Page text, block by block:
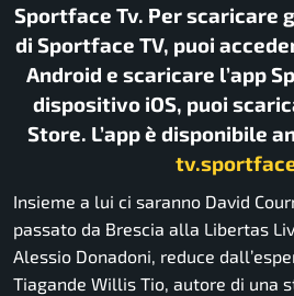
Sportface Tv. Per scaricare
di Sportface TV, puoi
Android e scaricare l’app
dispositivo iOS, puoi
Store. L’app è disponibile
Insieme a lui ci saranno David
passato da Brescia alla Libertas
Alessio Donadoni, reduce
Tiagande Willis Tio, autore di una